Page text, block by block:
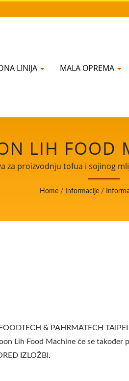
LINIJA MALA OPREMA
LIH FOOD
za proizvodnju tofua i sojinog
Home / Informacije /
& PAHRMATECH
Lih Food Machine će se
IZLOŽBI.